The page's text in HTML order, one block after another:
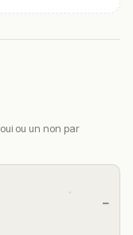
ou un non par
—